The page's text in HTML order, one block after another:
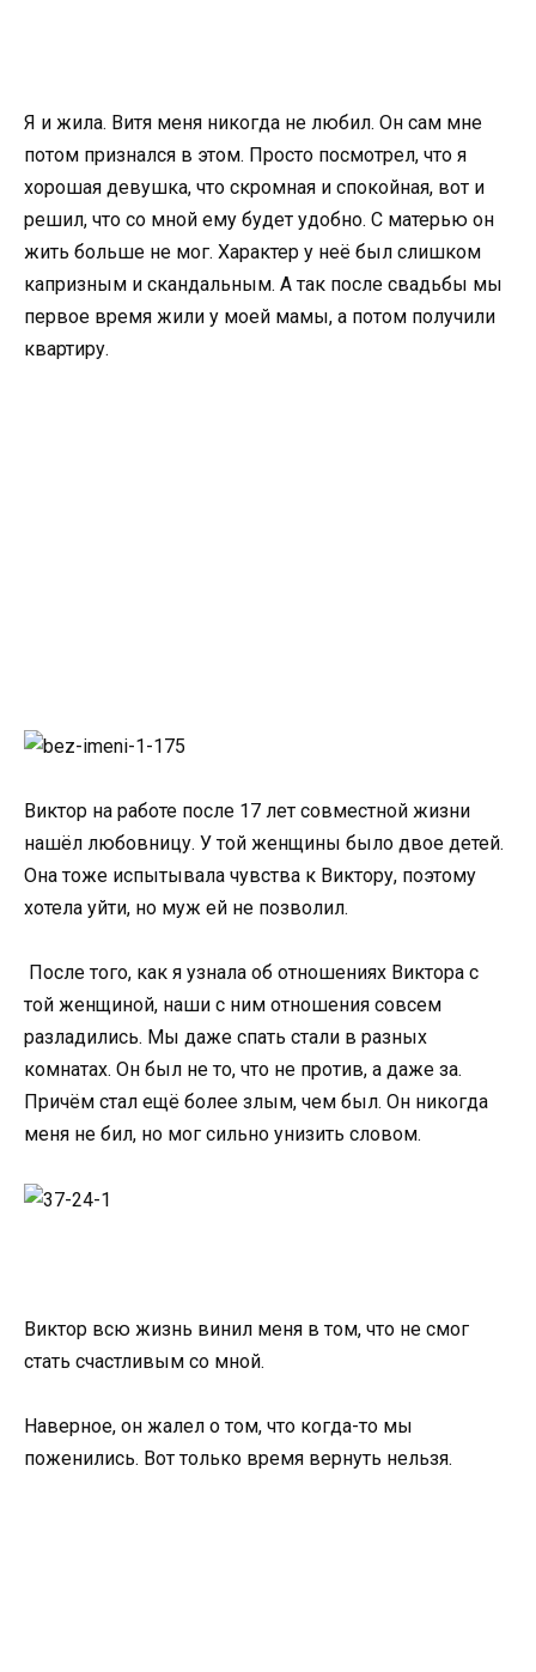
Я и жила. Витя меня никогда не любил. Он сам мне
потом признался в этом. Просто посмотрел, что я
хорошая девушка, что скромная и спокойная, вот и
решил, что со мной ему будет удобно. С матерью он
жить больше не мог. Характер у неё был слишком
капризным и скандальным. А так после свадьбы мы
первое время жили у моей мамы, а потом получили
квартиру.
Виктор на работе после 17 лет совместной жизни
нашёл любовницу. У той женщины было двое детей.
Она тоже испытывала чувства к Виктору, поэтому
хотела уйти, но муж ей не позволил.
После того, как я узнала об отношениях Виктора с
той женщиной, наши с ним отношения совсем
разладились. Мы даже спать стали в разных
комнатах. Он был не то, что не против, а даже за.
Причём стал ещё более злым, чем был. Он никогда
меня не бил, но мог сильно унизить словом.
Виктор всю жизнь винил меня в том, что не смог
стать счастливым со мной.
Наверное, он жалел о том, что когда-то мы
поженились. Вот только время вернуть нельзя.